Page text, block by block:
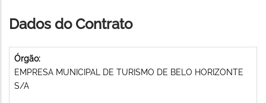
Dados do Contrato
Órgão:
EMPRESA MUNICIPAL DE TURISMO DE BELO HORIZONTE
S/A